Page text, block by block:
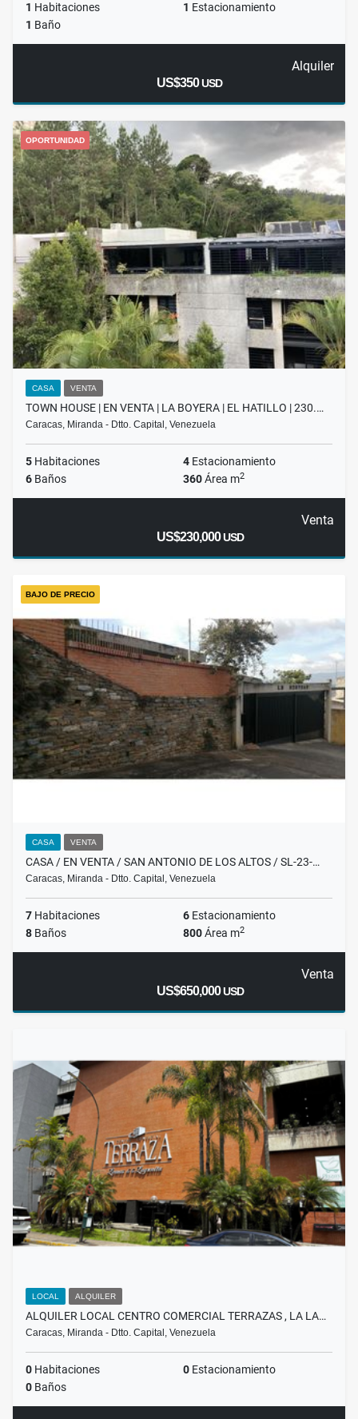
1 Habitaciones 1 Estacionamiento
1 Baño
Alquiler
US$350USD
OPORTUNIDAD
CASA VENTA
TOWN HOUSE | EN VENTA | LA BOYERA | EL HATILLO | 230.…
Caracas, Miranda - Dtto. Capital, Venezuela
5 Habitaciones 4 Estacionamiento
6 Baños 360Área m2
Venta
US$230,000USD
BAJO DE PRECIO
CASA VENTA
CASA / EN VENTA / SAN ANTONIO DE LOS ALTOS / SL-23-…
Caracas, Miranda - Dtto. Capital, Venezuela
7 Habitaciones 6 Estacionamiento
8 Baños 800Área m2
Venta
US$650,000USD
LOCAL ALQUILER
ALQUILER LOCAL CENTRO COMERCIAL TERRAZAS , LA LA…
Caracas, Miranda - Dtto. Capital, Venezuela
0 Habitaciones 0 Estacionamiento
0 Baños